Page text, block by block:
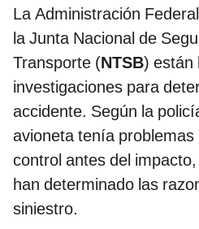
La Administración
la Junta Nacional de
Transporte (NTSB) están
investigaciones para
accidente. Según la
avioneta tenía
control antes del
han determinado las
siniestro.